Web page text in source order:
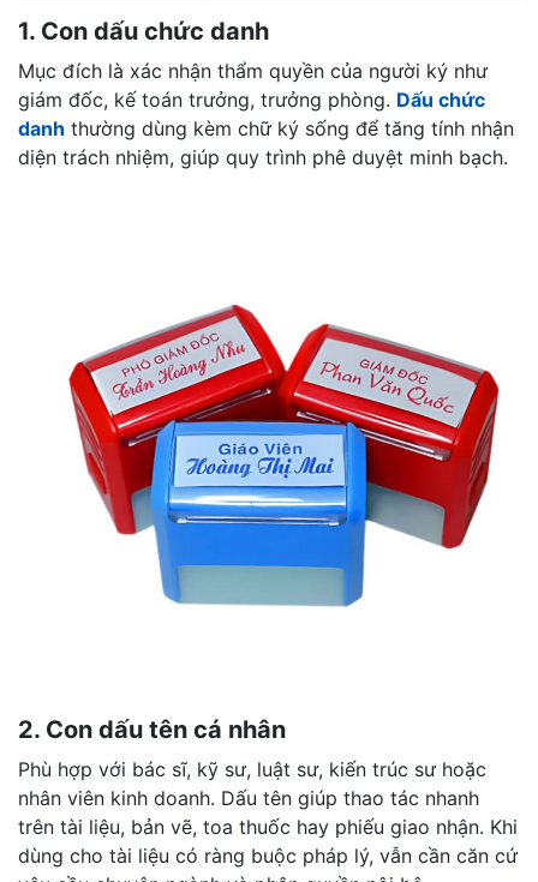
1. Con dấu chức danh
Mục đích là xác nhận thẩm quyền của người ký như
giám đốc, kế toán trưởng, trưởng phòng. Dấu chức
danh thường dùng kèm chữ ký sống để tăng tính nhận
diện trách nhiệm, giúp quy trình phê duyệt minh bạch.
2. Con dấu tên cá nhân
Phù hợp với bác sĩ, kỹ sư, luật sư, kiến trúc sư hoặc
nhân viên kinh doanh. Dấu tên giúp thao tác nhanh
trên tài liệu, bản vẽ, toa thuốc hay phiếu giao nhận. Khi
dùng cho tài liệu có ràng buộc pháp lý, vẫn cần căn cứ